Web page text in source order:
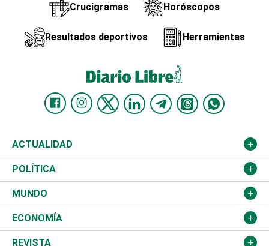
Crucigramas Horóscopos
Resultados deportivos Herramientas
ACTUALIDAD
Nacional
Ciudad
Educación
Salud
POLÍTICA
Partidos
JCE
TSE
MUNDO
Estados Unidos
América Latina
ECONOMÍA
Finanzas
REVISTA